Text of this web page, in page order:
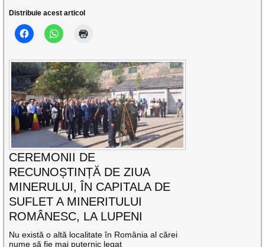
Distribuie acest articol
CEREMONII DE
RECUNOȘTINȚĂ DE ZIUA
MINERULUI, ÎN CAPITALA DE
SUFLET A MINERITULUI
ROMÂNESC, LA LUPENI
Nu există o altă localitate în România al cărei
nume să fie mai puternic legat